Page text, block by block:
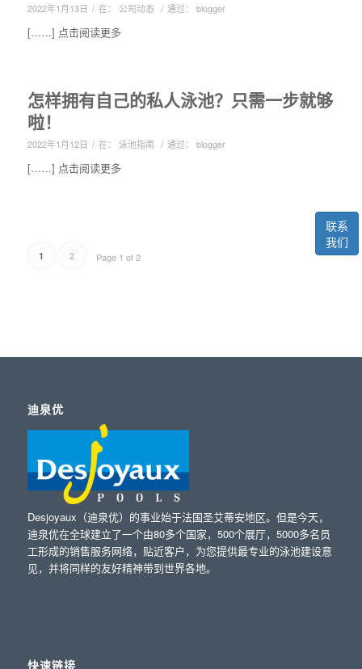
联系
我们
2022年1月13日 / 在： 公司动态 / 通过： blogger
[……] 点击阅读更多
怎样拥有自己的私人泳池？只需一步就够
啦！
2022年1月12日 / 在： 泳池指南 / 通过： blogger
[……] 点击阅读更多
Page 1 of 2
1 2
迪泉优
Desjoyaux（迪泉优）的事业始于法国圣艾蒂安地区。但是今天，
迪泉优在全球建立了一个由80多个国家，500个展厅，5000多名员
工形成的销售服务网络，贴近客户，为您提供最专业的泳池建设意
见，并将同样的友好精神带到世界各地。
快速链接